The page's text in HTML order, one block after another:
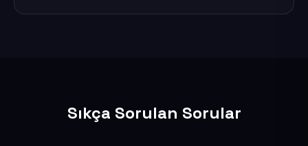
Sıkça Sorulan Sorular